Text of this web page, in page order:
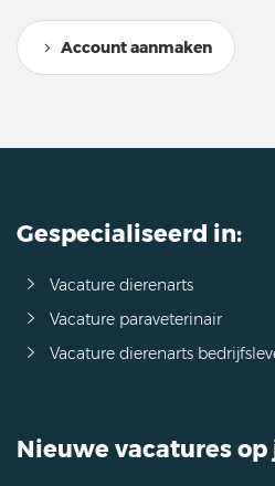
Account aanmaken
Gespecialiseerd in:
Vacature dierenarts
Vacature paraveterinair
Vacature dierenarts
Nieuwe vacatures